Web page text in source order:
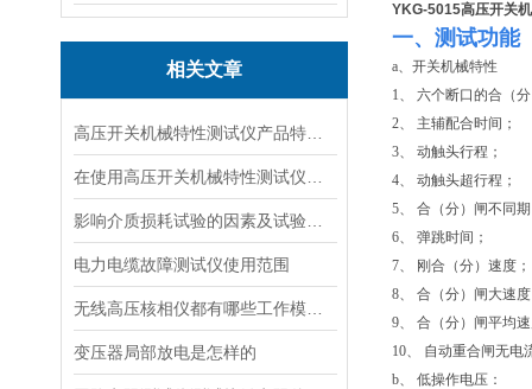
相关文章
电力电缆故障测试仪使用范围
变压器局部放电是怎样的
YKG-5015高压开关
一、测试功能
a、开关机械特性
1、 六个断口的合（
2、 主辅配合时间；
3、 动触头行程；
4、 动触头超行程；
5、 合（分）闸不同
6、 弹跳时间；
7、 刚合（分）速度；
8、 合（分）闸大速
9、 合（分）闸平均
10、 自动重合闸无电
b、 低操作电压：